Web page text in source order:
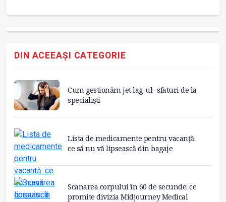
DIN ACEEAȘI CATEGORIE
Cum gestionăm jet lag-ul- sfaturi de la
specialiști
Lista de medicamente pentru vacanță:
ce să nu vă lipsească din bagaje
Scanarea corpului în 60 de secunde: ce
promite divizia Midjourney Medical